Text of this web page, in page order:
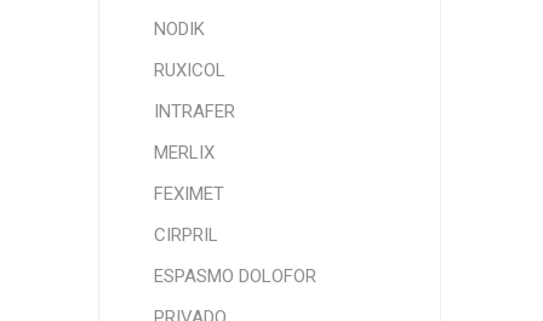
NODIK
RUXICOL
INTRAFER
MERLIX
FEXIMET
CIRPRIL
ESPASMO DOLOFOR